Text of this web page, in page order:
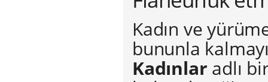
Kadın ve
bununla
Kadınlar adlı